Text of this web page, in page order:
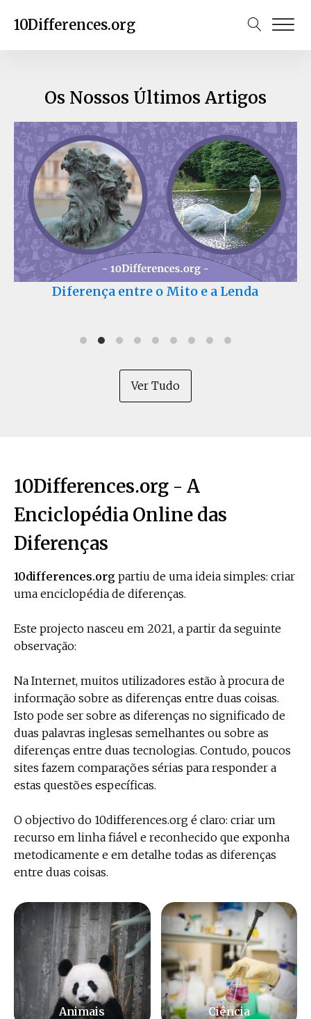
10Differences.org
Os Nossos Últimos Artigos
Diferença entre o Mito e a Lenda
Ver Tudo
10Differences.org - A
Enciclopédia Online das
Diferenças
10differences.org partiu de uma ideia simples: criar
uma enciclopédia de diferenças.
Este projecto nasceu em 2021, a partir da seguinte
observação:
Na Internet, muitos utilizadores estão à procura de
informação sobre as diferenças entre duas coisas.
Isto pode ser sobre as diferenças no significado de
duas palavras inglesas semelhantes ou sobre as
diferenças entre duas tecnologias. Contudo, poucos
sites fazem comparações sérias para responder a
estas questões específicas.
O objectivo do 10differences.org é claro: criar um
recurso em linha fiável e reconhecido que exponha
metodicamente e em detalhe todas as diferenças
entre duas coisas.
Animais Ciência